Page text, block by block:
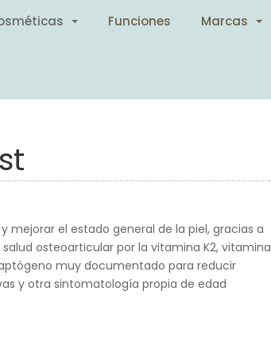
Funciones Marcas
el estado general de la piel, gracias a
osteoarticular por la vitamina K2, vitamina
muy documentado para reducir
y otra sintomatología propia de edad